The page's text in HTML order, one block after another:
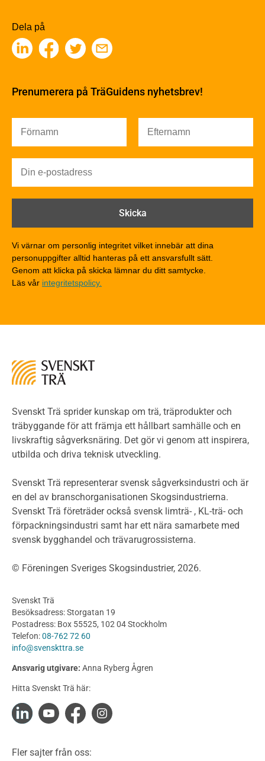
Träbaserade produkter
Kemisk behandling
Fakta om Limträ
Värmeisolering och lufttäthet
Ljud
Brandsäkerhet
Brandsäkerhet
Brandförlopp i byggnader
Brandklasser för material och konstruktioner
Detaljlösningar
Träytors brandegenskaper
Tekniska byten med sprinkler
Riskvärdering i flervåningsbostadshus
Miljöeffekter
LCA
Miljödeklarationer och märkning
Termer och förkortningar
Planering
Klimatkalkylator hallar
Projektering av trähus - generellt
Byggsystem
Fasadsystem i skivmaterial
Bullerskärmar och andra utomhuskonstruktioner
Byggnation och utförande
Utförande
Produkter
Konstruktionsvirke
Konstruktionsvirke Behandlat
Konstruktionsvirke Fingerskarvat
Konstruktionsvirke Fingerskarvat Obehandlat
Limträ
Fanerträ
Dela på
Prenumerera på TräGuidens nyhetsbrev!
Vi värnar om personlig integritet vilket innebär att dina
personuppgifter alltid hanteras på ett ansvarsfullt sätt.
Genom att klicka på skicka lämnar du ditt samtycke.
Läs vår integritetspolicy.
Svenskt Trä sprider kunskap om trä, träprodukter och
träbyggande för att främja ett hållbart samhälle och en
livskraftig sågverksnäring. Det gör vi genom att inspirera,
utbilda och driva teknisk utveckling.
Svenskt Trä representerar svensk sågverksindustri och är
en del av branschorganisationen Skogsindustrierna.
Svenskt Trä företräder också svensk limträ- , KL-trä- och
förpackningsindustri samt har ett nära samarbete med
svensk bygghandel och trävarugrossisterna.
© Föreningen Sveriges Skogsindustrier, 2026.
Svenskt Trä
Besöksadress: Storgatan 19
Postadress: Box 55525, 102 04 Stockholm
Telefon:08-762 72 60
info@svenskttra.se
Ansvarig utgivare: Anna Ryberg Ågren
Hitta Svenskt Trä här:
Fler sajter från oss: